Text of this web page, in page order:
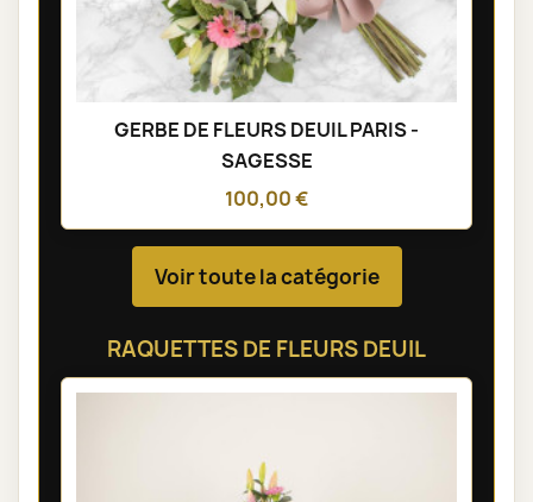
GERBE DE FLEURS DEUIL PARIS -
SAGESSE
100,00 €
Voir toute la catégorie
RAQUETTES DE FLEURS DEUIL